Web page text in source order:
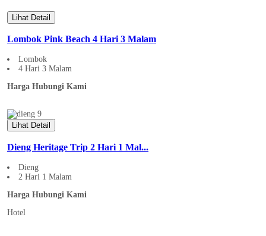
Lihat Detail
Lombok Pink Beach 4 Hari 3 Malam
Lombok
4 Hari 3 Malam
Harga Hubungi Kami
Lihat Detail
Dieng Heritage Trip 2 Hari 1 Mal...
Dieng
2 Hari 1 Malam
Harga Hubungi Kami
Hotel